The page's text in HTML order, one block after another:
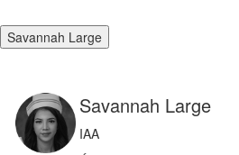
Savannah Large
Savannah Large
IAA